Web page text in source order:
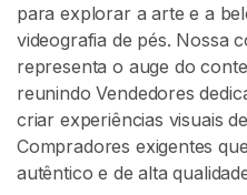
para explorar a arte e a
videografia de pés. Nossa
representa o auge do
reunindo Vendedores
criar experiências visuais
Compradores exigentes
autêntico e de alta
d
o
r
e
s
C